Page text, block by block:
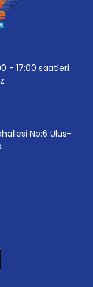
- 17:00 saatleri
No:6 Ulus-